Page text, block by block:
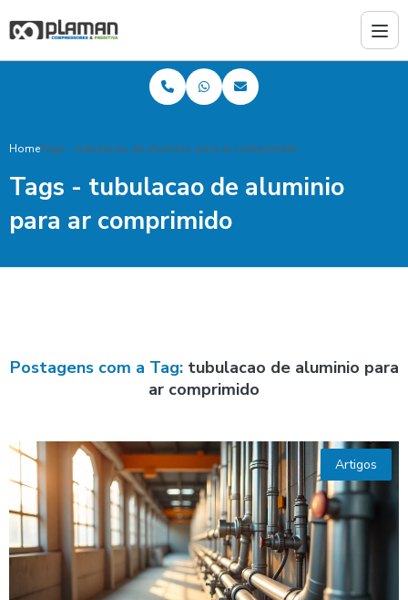
HomeTags - tubulacao de aluminio para ar comprimido
Tags - tubulacao de aluminio
para ar comprimido
Postagens com a Tag: tubulacao de aluminio para
ar comprimido
Artigos